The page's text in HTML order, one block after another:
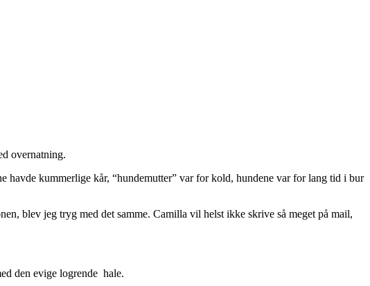
overnatning.
havde kummerlige kår, “hundemutter” var for kold, hundene var for lang tid i bur
blev jeg tryg med det samme. Camilla vil helst ikke skrive så meget på mail,
den evige logrende hale.